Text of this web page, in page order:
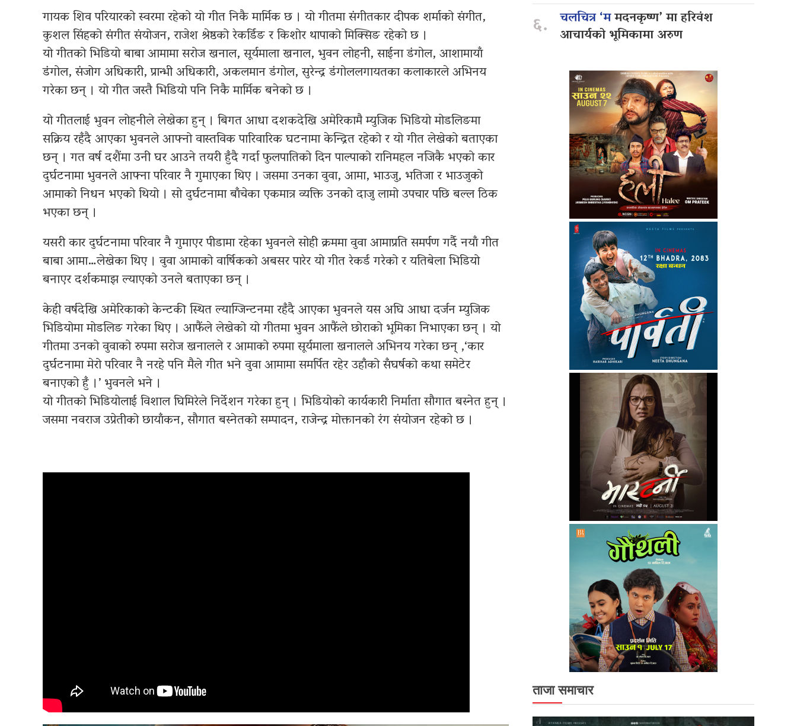
गायक शिव परियारको स्वरमा रहेको यो गीत निकै मार्मिक छ । यो गीतमा संगीतकार दीपक शर्माको संगीत,
कुशल सिंहको संगीत संयोजन, राजेश श्रेष्ठको रेकर्डिङ र किशोर थापाको मिक्सिङ रहेको छ ।
यो गीतको भिडियो बाबा आमामा सरोज खनाल, सूर्यमाला खनाल, भुवन लोहनी, साईना डंगोल, आशामायाँ
डंगोल, संजोग अधिकारी, प्रान्भी अधिकारी, अकलमान डंगोल, सुरेन्द्र डंगोललगायतका कलाकारले अभिनय
गरेका छन् । यो गीत जस्तै भिडियो पनि निकै मार्मिक बनेको छ ।
यो गीतलाई भुवन लोहनीले लेखेका हुन् । बिगत आधा दशकदेखि अमेरिकामै म्युजिक भिडियो मोडलिङमा
सक्रिय रहँदै आएका भुवनले आफ्नो वास्तविक पारिवारिक घटनामा केन्द्रित रहेको र यो गीत लेखेको बताएका
छन् । गत वर्ष दशैंमा उनी घर आउने तयरी हुँदै गर्दा फुलपातिको दिन पाल्पाको रानिमहल नजिकै भएको कार
दुर्घटनामा भुवनले आफ्ना परिवार नै गुमाएका थिए । जसमा उनका वुवा, आमा, भाउजु, भतिजा र भाउजुको
आमाको निधन भएको थियो । सो दुर्घटनामा बाँचेका एकमात्र व्यक्ति उनको दाजु लामो उपचार पछि बल्ल ठिक
भएका छन् ।
यसरी कार दुर्घटनामा परिवार नै गुमाएर पीडामा रहेका भुवनले सोही क्रममा वुवा आमाप्रति समर्पण गर्दै नयाँ गीत
बाबा आमा…लेखेका थिए । वुवा आमाको वार्षिकको अबसर पारेर यो गीत रेकर्ड गरेको र यतिबेला भिडियो
बनाएर दर्शकमाझ ल्याएको उनले बताएका छन् ।
केही वर्षदेखि अमेरिकाको केन्टकी स्थित ल्याग्जिन्टनमा रहँदै आएका भुवनले यस अघि आधा दर्जन म्युजिक
भिडियोमा मोडलिङ गरेका थिए । आफैंले लेखेको यो गीतमा भुवन आफैंले छोराको भूमिका निभाएका छन् । यो
गीतमा उनको वुवाको रुपमा सरोज खनालले र आमाको रुपमा सूर्यमाला खनालले अभिनय गरेका छन् ,‘कार
दुर्घटनामा मेरो परिवार नै नरहे पनि मैले गीत भने वुवा आमामा समर्पित रहेर उहाँको सँघर्षको कथा समेटेर
बनाएको हुँ ।’ भुवनले भने ।
यो गीतको भिडियोलाई विशाल घिमिरेले निर्देशन गरेका हुन् । भिडियोको कार्यकारी निर्माता सौगात बस्नेत हुन् ।
जसमा नवराज उप्रेतीको छायाँकन, सौगात बस्नेतको सम्पादन, राजेन्द्र मोक्तानको रंग संयोजन रहेको छ ।
६. चलचित्र ‘ममदनकृष्ण’ मा हरिवंश
आचार्यको भूमिकामा अरुण
ताजा समाचार